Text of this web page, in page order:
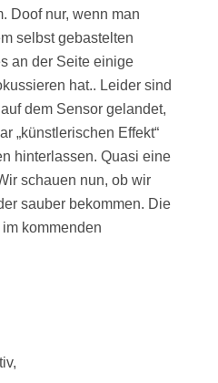
Doof nur, wenn man
selbst gebastelten
an der Seite einige
hat.. Leider sind
dem Sensor gelandet,
„künstlerischen Effekt“
hinterlassen. Quasi eine
schauen nun, ob wir
sauber bekommen. Die
kommenden